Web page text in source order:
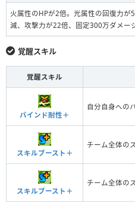
火属性のHPが2倍。光属性の回復力
減、攻撃力が22倍、固定300万ダメー
覚醒スキル
覚醒スキル
バインド耐性＋
自分自身への
スキルブースト＋
チーム全体の
スキルブースト＋
チーム全体の